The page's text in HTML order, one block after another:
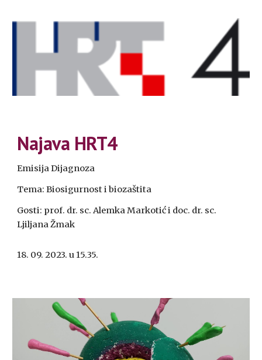
Najava HRT4
Emisija Dijagnoza
Tema: Biosigurnost i biozaštita
Gosti: prof. dr. sc. Alemka Markotić i doc. dr. sc.
Ljiljana Žmak
18. 09. 2023. u 15.35.